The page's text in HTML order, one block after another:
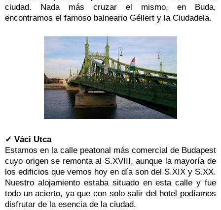
ciudad. Nada más cruzar el mismo, en Buda,
encontramos el famoso balneario Géllert y la Ciudadela.
✓ Váci Utca
Estamos en la calle peatonal más comercial de Budapest
cuyo origen se remonta al S.XVIII, aunque la mayoría de
los edificios que vemos hoy en día son del S.XIX y S.XX.
Nuestro alojamiento estaba situado en esta calle y fue
todo un acierto, ya que con solo salir del hotel podíamos
disfrutar de la esencia de la ciudad.